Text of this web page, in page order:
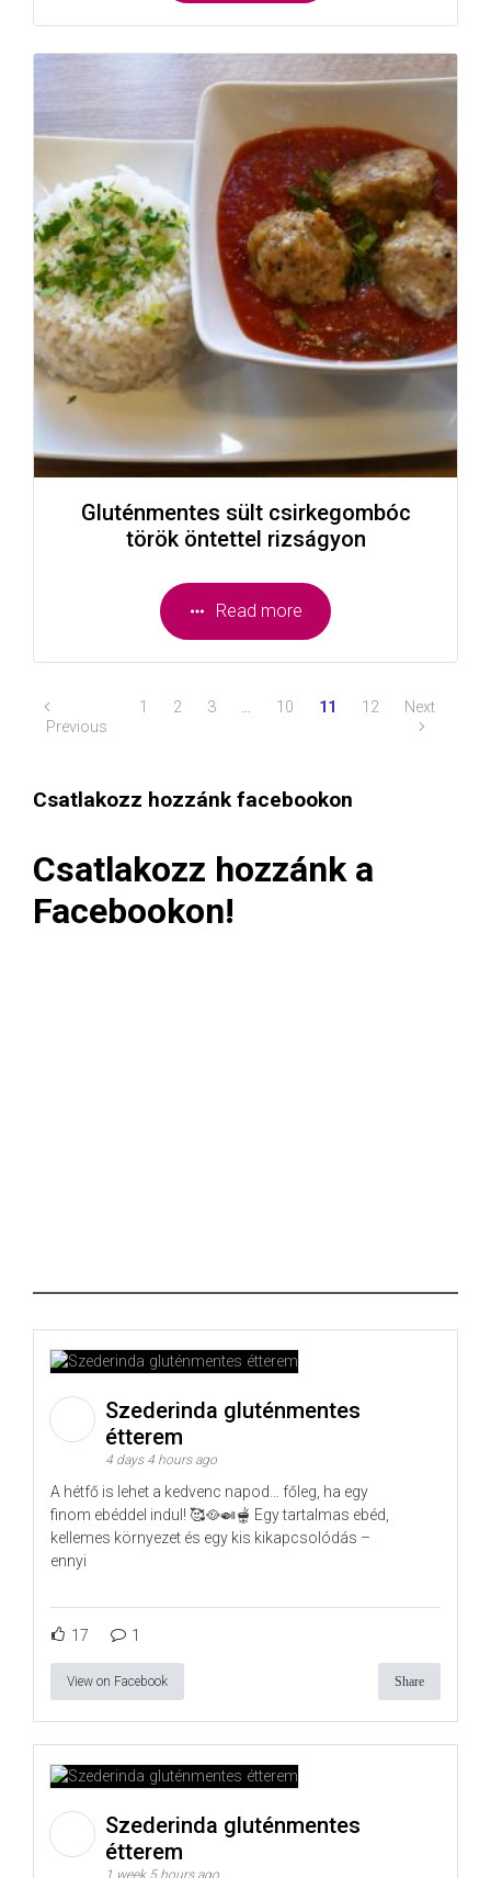
Gluténmentes sült csirkegombóc
török öntettel rizságyon
Read more
Previous
1 2 3 … 10 11 12 Next
Csatlakozz hozzánk facebookon
Csatlakozz hozzánk a
Facebookon!
Szederinda gluténmentes
étterem
4 days 4 hours ago
A hétfő is lehet a kedvenc napod… főleg, ha egy
finom ebéddel indul! 🥰🥘🍛🫕 Egy tartalmas ebéd,
kellemes környezet és egy kis kikapcsolódás –
ennyi
17 1
View on Facebook Share
Szederinda gluténmentes
étterem
1 week 5 hours ago